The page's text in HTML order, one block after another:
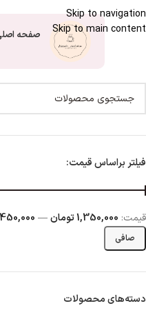
Skip to navigation
Skip to main content
صفحه
فیلتر براساس قیمت:
صافی
قيمت: 1,350,000 تومان —
1,450,000
دسته‌های محصولات